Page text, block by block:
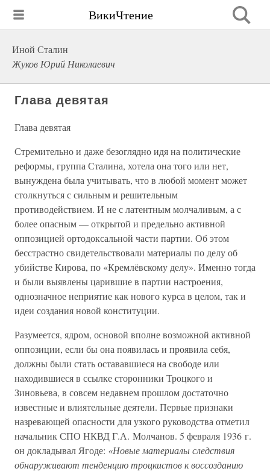
ВикиЧтение
Иной Сталин
Жуков Юрий Николаевич
Глава девятая
Глава девятая
Стремительно и даже безоглядно идя на политические
реформы, группа Сталина, хотела она того или нет,
вынуждена была учитывать, что в любой момент может
столкнуться с сильным и решительным
противодействием. И не с латентным молчаливым, а с
более опасным — открытой и предельно активной
оппозицией ортодоксальной части партии. Об этом
бесстрастно свидетельствовали материалы по делу об
убийстве Кирова, по «Кремлёвскому делу». Именно тогда
и были выявлены царившие в партии настроения,
однозначное неприятие как нового курса в целом, так и
идеи создания новой конституции.
Разумеется, ядром, основой вполне возможной активной
оппозиции, если бы она появилась и проявила себя,
должны были стать остававшиеся на свободе или
находившиеся в ссылке сторонники Троцкого и
Зиновьева, в совсем недавнем прошлом достаточно
известные и влиятельные деятели. Первые признаки
назревающей опасности для узкого руководства отметил
начальник СПО НКВД Г.А. Молчанов. 5 февраля 1936 г.
он докладывал Ягоде: «Новые материалы следствия
обнаруживают тенденцию троцкистов к воссозданию